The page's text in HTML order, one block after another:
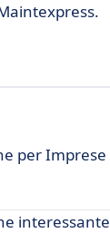
per Imprese